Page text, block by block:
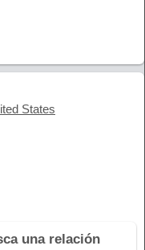
States
una relación